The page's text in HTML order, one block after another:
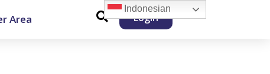
Area Login
Indonesian